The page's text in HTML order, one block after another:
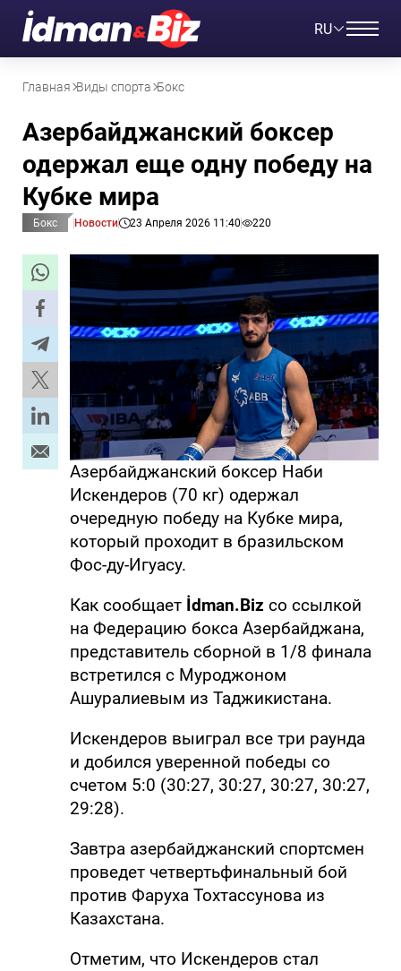
RU
Главная Виды спорта Бокс
Азербайджанский боксер
одержал еще одну победу на
Кубке мира
Бокс Новости 23 Апреля 2026 11:40 220
Азербайджанский боксер Наби
Искендеров (70 кг) одержал
очередную победу на Кубке мира,
который проходит в бразильском
Фос-ду-Игуасу.
Как сообщает İdman.Biz со ссылкой
на Федерацию бокса Азербайджана,
представитель сборной в 1/8 финала
встретился с Муроджоном
Ашуралиевым из Таджикистана.
Искендеров выиграл все три раунда
и добился уверенной победы со
счетом 5:0 (30:27, 30:27, 30:27, 30:27,
29:28).
Завтра азербайджанский спортсмен
проведет четвертьфинальный бой
против Фаруха Тохтассунова из
Казахстана.
Отметим, что Искендеров стал